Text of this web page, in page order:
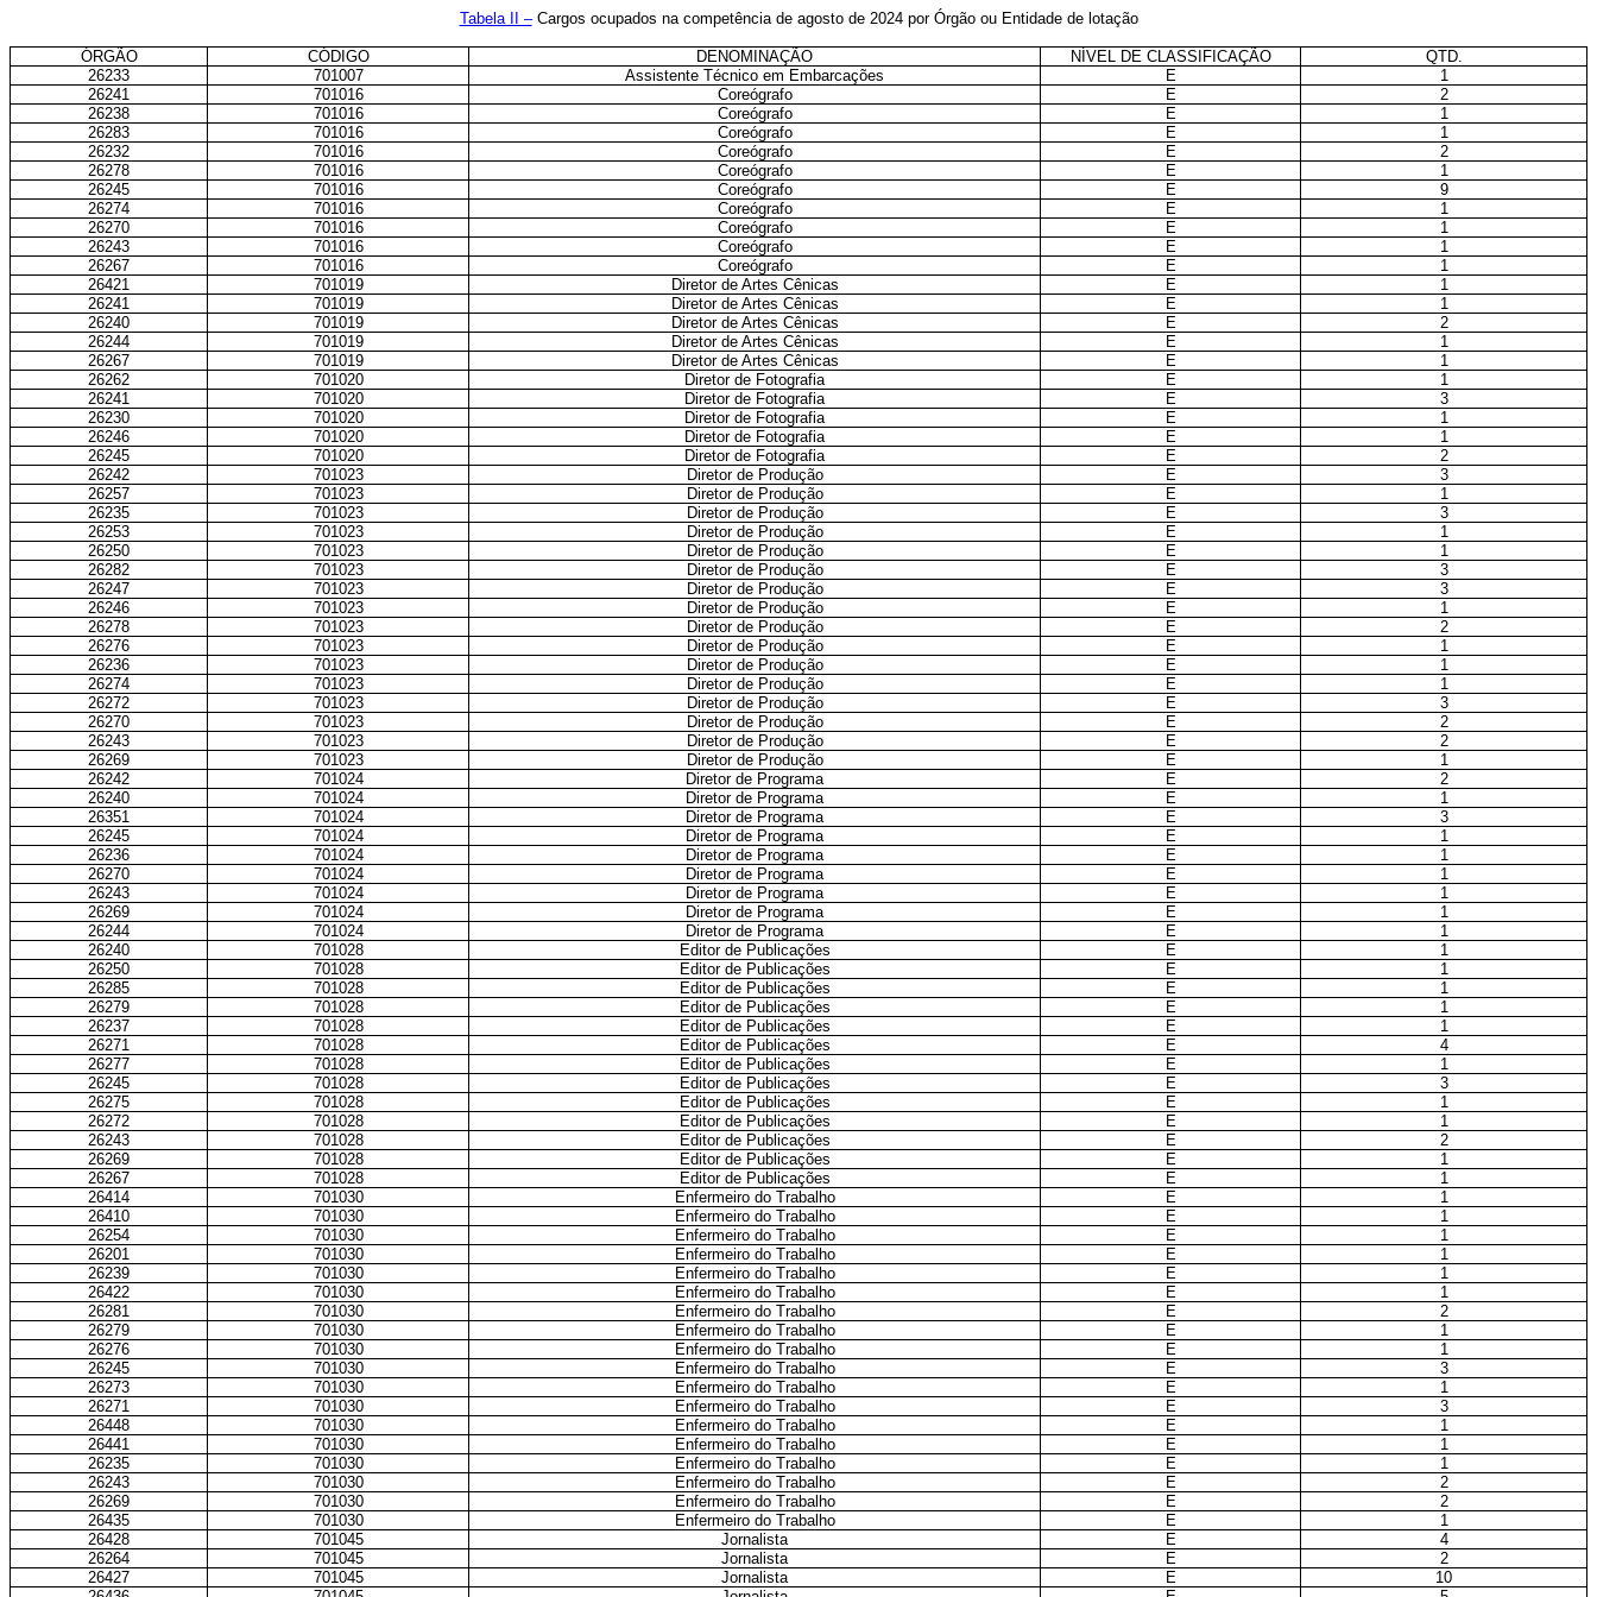
Tabela II –Cargos ocupados na competência de agosto de 2024 por Órgão ou Entidade de lotação
ÓRGÃO CÓDIGO DENOMINAÇÃO NÍVEL DE CLASSIFICAÇÃO
QTD.
26233
701007 Assistente Técnico em Embarcações E
1
26241
701016 Coreógrafo E
2
26238
701016 Coreógrafo E
1
26283
701016 Coreógrafo E
1
26232
701016 Coreógrafo E
2
26278
701016 Coreógrafo E
1
26245
701016 Coreógrafo E
9
26274
701016 Coreógrafo E
1
26270
701016 Coreógrafo E
1
26243
701016 Coreógrafo E
1
26267
701016 Coreógrafo E
1
26421
701019 Diretor de Artes Cênicas E
1
26241
701019 Diretor de Artes Cênicas E
1
26240
701019 Diretor de Artes Cênicas E
2
26244
701019 Diretor de Artes Cênicas E
1
26267
701019 Diretor de Artes Cênicas E
1
26262
701020 Diretor de Fotografia E
1
26241
701020 Diretor de Fotografia E
3
26230
701020 Diretor de Fotografia E
1
26246
701020 Diretor de Fotografia E
1
26245
701020 Diretor de Fotografia E
2
26242
701023 Diretor de Produção E
3
26257
701023 Diretor de Produção E
1
26235
701023 Diretor de Produção E
3
26253
701023 Diretor de Produção E
1
26250
701023 Diretor de Produção E
1
26282
701023 Diretor de Produção E
3
26247
701023 Diretor de Produção E
3
26246
701023 Diretor de Produção E
1
26278
701023 Diretor de Produção E
2
26276
701023 Diretor de Produção E
1
26236
701023 Diretor de Produção E
1
26274
701023 Diretor de Produção E
1
26272
701023 Diretor de Produção E
3
26270
701023 Diretor de Produção E
2
26243
701023 Diretor de Produção E
2
26269
701023 Diretor de Produção E
1
26242
701024 Diretor de Programa E
2
26240
701024 Diretor de Programa E
1
26351
701024 Diretor de Programa E
3
26245
701024 Diretor de Programa E
1
26236
701024 Diretor de Programa E
1
26270
701024 Diretor de Programa E
1
26243
701024 Diretor de Programa E
1
26269
701024 Diretor de Programa E
1
26244
701024 Diretor de Programa E
1
26240
701028 Editor de Publicações E
1
26250
701028 Editor de Publicações E
1
26285
701028 Editor de Publicações E
1
26279
701028 Editor de Publicações E
1
26237
701028 Editor de Publicações E
1
26271
701028 Editor de Publicações E
4
26277
701028 Editor de Publicações E
1
26245
701028 Editor de Publicações E
3
26275
701028 Editor de Publicações E
1
26272
701028 Editor de Publicações E
1
26243
701028 Editor de Publicações E
2
26269
701028 Editor de Publicações E
1
26267
701028 Editor de Publicações E
1
26414
701030 Enfermeiro do Trabalho E
1
26410
701030 Enfermeiro do Trabalho E
1
26254
701030 Enfermeiro do Trabalho E
1
26201
701030 Enfermeiro do Trabalho E
1
26239
701030 Enfermeiro do Trabalho E
1
26422
701030 Enfermeiro do Trabalho E
1
26281
701030 Enfermeiro do Trabalho E
2
26279
701030 Enfermeiro do Trabalho E
1
26276
701030 Enfermeiro do Trabalho E
1
26245
701030 Enfermeiro do Trabalho E
3
26273
701030 Enfermeiro do Trabalho E
1
26271
701030 Enfermeiro do Trabalho E
3
26448
701030 Enfermeiro do Trabalho E
1
26441
701030 Enfermeiro do Trabalho E
1
26235
701030 Enfermeiro do Trabalho E
1
26243
701030 Enfermeiro do Trabalho E
2
26269
701030 Enfermeiro do Trabalho E
2
26435
701030 Enfermeiro do Trabalho E
1
26428
701045 Jornalista E
4
26264
701045 Jornalista E
2
26427
701045 Jornalista E
10